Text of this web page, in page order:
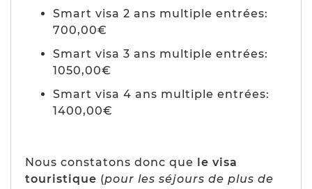
Smart visa 2 ans multiple entrées:
700,00€
Smart visa 3 ans multiple entrées:
1050,00€
Smart visa 4 ans multiple entrées:
1400,00€
Nous constatons donc que le visa
touristique (pour les séjours de plus de